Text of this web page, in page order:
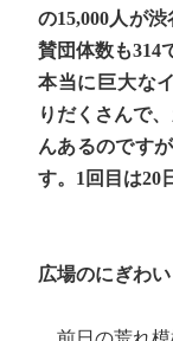
の15,000人が
賛団体数も314
本当に巨大な
りだくさんで
んあるのです
す。1回目は20
広場のにぎわい